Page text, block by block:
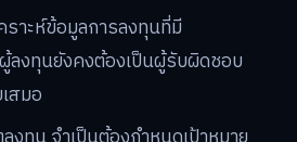
ราะห์ข้อมูลการลงทุนที่มี
ลงทุนยังคงต้องเป็นผู้รับผิดชอบ
สมอ